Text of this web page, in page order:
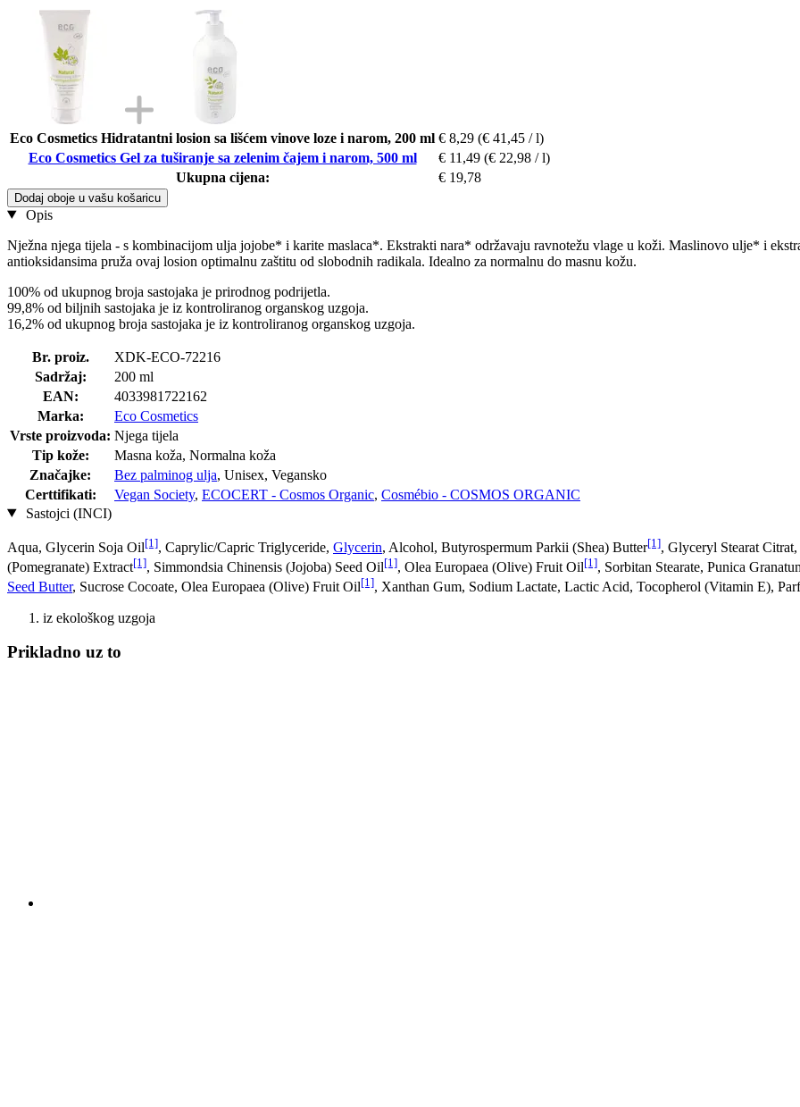
Eco Cosmetics Hidratantni losion sa lišćem vinove loze i narom, 200 ml € 8,29 (€ 41,45 / l)
Eco Cosmetics Gel za tuširanje sa zelenim čajem i narom, 500 ml
€ 11,49 (€ 22,98 / l)
Ukupna cijena:
€ 19,78
Dodaj oboje u vašu košaricu
Opis
Nježna njega tijela - s kombinacijom ulja jojobe* i karite maslaca*. Ekstrakti nara* održavaju ravnotežu vlage u koži. Maslinovo ulje* i
antioksidansima pruža ovaj losion optimalnu zaštitu od slobodnih radikala. Idealno za normalnu do masnu kožu.
100% od ukupnog broja sastojaka je prirodnog podrijetla.
99,8% od biljnih sastojaka je iz kontroliranog organskog uzgoja.
16,2% od ukupnog broja sastojaka je iz kontroliranog organskog uzgoja.
Br. proiz.
XDK-ECO-72216
Sadržaj:
200 ml
EAN:
4033981722162
Marka:
Eco Cosmetics
Vrste proizvoda: Njega tijela
Tip kože:
Masna koža, Normalna koža
Značajke:
Bez palminog ulja, Unisex, Vegansko
Certtifikati:
Vegan Society, ECOCERT - Cosmos Organic, Cosmébio - COSMOS ORGANIC
Sastojci (INCI)
Aqua, Glycerin Soja Oil[1], Caprylic/Capric Triglyceride, Glycerin, Alcohol, Butyrospermum Parkii (Shea) Butter[1], Glyceryl Stearat
(Pomegranate) Extract[1], Simmondsia Chinensis (Jojoba) Seed Oil[1], Olea Europaea (Olive) Fruit Oil[1], Sorbitan Stearate, Punica
Seed Butter, Sucrose Cocoate, Olea Europaea (Olive) Fruit Oil[1], Xanthan Gum, Sodium Lactate, Lactic Acid, Tocopherol (Vitamin E),
iz ekološkog uzgoja
Prikladno uz to